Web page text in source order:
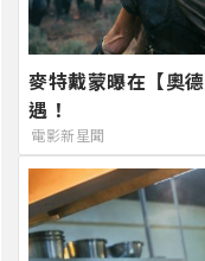
麥特戴蒙曝在【奧
遇！
電影新星聞